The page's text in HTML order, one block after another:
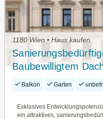
1180 Wien • Haus kaufen
Baubewilligtem
Bestlage des 18.
Balkon Garten
Exklusives
ein attraktives,